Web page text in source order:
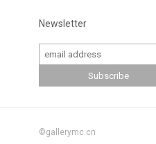
Newsletter
©gallerymc.cn